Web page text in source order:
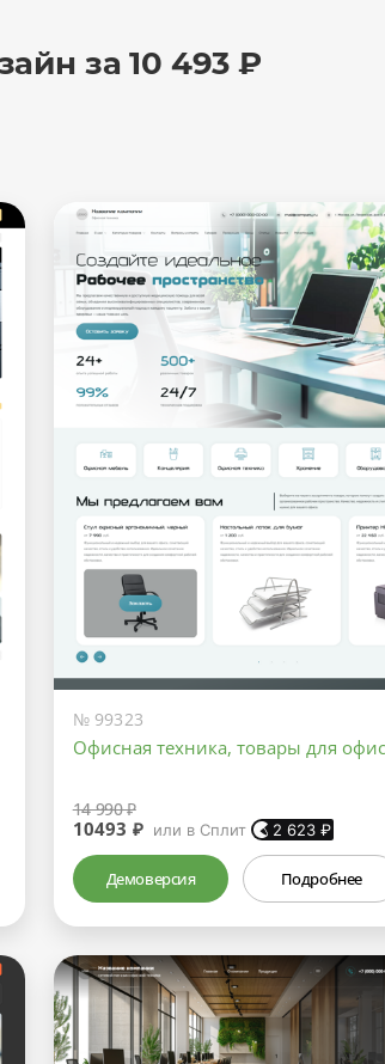
за 10 493 ₽
№ 99323
Офисная техника, товары для
14 990 ₽
10493 ₽ или в Сплит 2 623 ₽
Демоверсия Подробнее